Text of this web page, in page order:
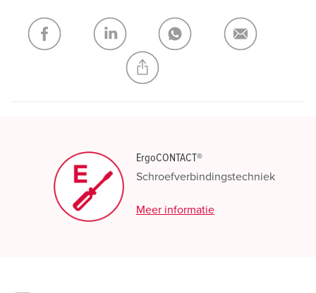
Mijn lijst TOEVOEGEN
NIEUW LIJST MAKEN
ErgoCONTACT®
Schroefverbindingstechniek
Meer informatie